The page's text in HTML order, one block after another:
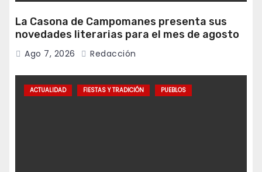
La Casona de Campomanes presenta sus
novedades literarias para el mes de agosto
Ago 7, 2026 Redacción
ACTUALIDAD FIESTAS Y TRADICIÓN PUEBLOS